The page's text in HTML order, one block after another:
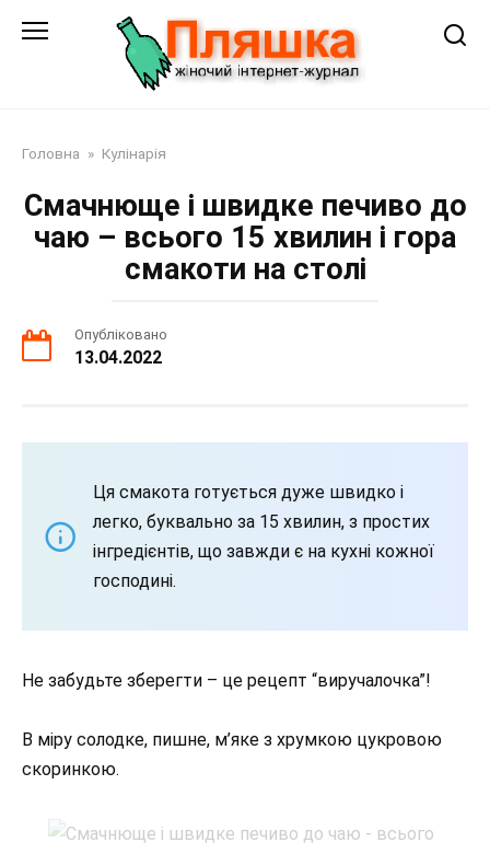
Головна » Кулінарія
Смачнюще і швидке печиво до
чаю – всього 15 хвилин і гора
смакоти на столі
Опубліковано
13.04.2022
Ця смакота готується дуже швидко і
легко, буквально за 15 хвилин, з простих
інгредієнтів, що завжди є на кухні кожної
господині.
Не забудьте зберегти – це рецепт “виручалочка”!
В міру солодке, пишне, м’яке з хрумкою цукровою
скоринкою.